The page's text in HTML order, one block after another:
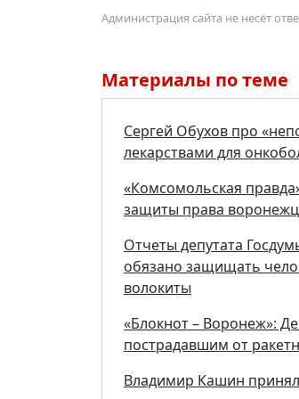
Администрация сайта не несёт
Материалы по теме
Сергей Обухов про
лекарствами для
«Комсомольская
защиты права
Отчеты депутата
обязано защищать
волокиты
«Блокнот – Воронеж»:
пострадавшим от
Владимир Кашин